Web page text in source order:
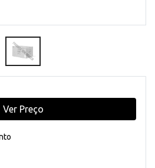
Ver Preço